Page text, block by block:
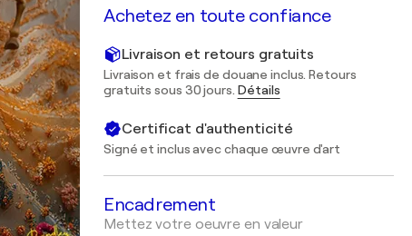
Achetez en toute confiance
Livraison et retours gratuits
Livraison et frais de douane inclus. Retours
gratuits sous 30 jours. Détails
Certificat d'authenticité
Signé et inclus avec chaque œuvre d'art
Encadrement
Mettez votre oeuvre en valeur